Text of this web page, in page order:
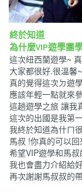
終於知道
為什麼VIP遊學團
這次紐西蘭遊學~
大家都很好.很溫馨~
真的覺得這次ㄉ遊
應該年輕一點就來
這趟遊學之旅 讓我
這次的出國是我第
我終於知道為什ㄇ
馬叔 !你真的可以
希望VIP遊學和馬
我也會盡力介紹給
再次謝謝馬叔叔的
東海